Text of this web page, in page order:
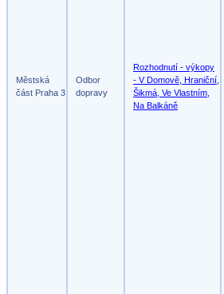
Městská
část Praha 3
Odbor
dopravy
Rozhodnutí - výkopy
- V Domově, Hraniční,
Šikmá, Ve Vlastním,
Na Balkáně